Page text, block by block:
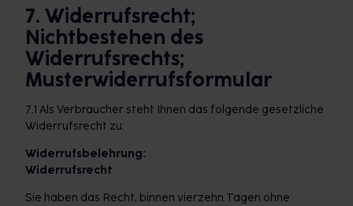
7. Widerrufsrecht;
Nichtbestehen des
Widerrufsrechts;
Musterwiderrufsformular
7.1 Als Verbraucher steht Ihnen das folgende gesetzliche
Widerrufsrecht zu:
Widerrufsbelehrung:
Widerrufsrecht
Sie haben das Recht, binnen vierzehn Tagen ohne